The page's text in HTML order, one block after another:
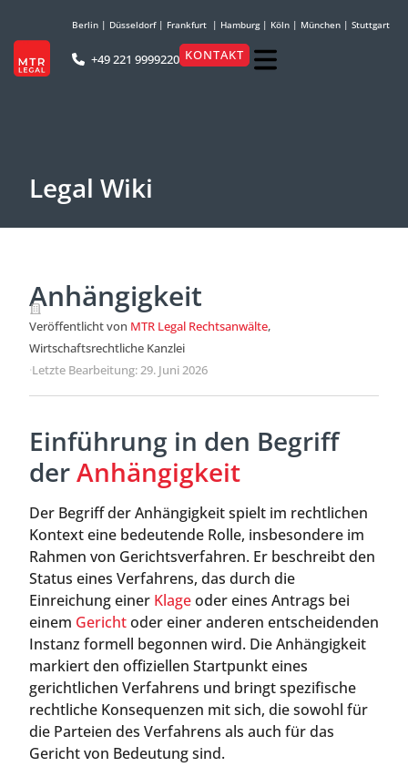
Berlin | Düsseldorf| Frankfurt | Hamburg| Köln | München | Stuttgart
+49 221 9999220 KONTAKT
Legal Wiki
Anhängigkeit
Veröffentlicht von MTR Legal Rechtsanwälte,
Wirtschaftsrechtliche Kanzlei
·Letzte Bearbeitung: 29. Juni 2026
Einführung in den Begriff
derAnhängigkeit
Der Begriff der Anhängigkeit spielt im rechtlichen
Kontext eine bedeutende Rolle, insbesondere im
Rahmen von Gerichtsverfahren. Er beschreibt den
Status eines Verfahrens, das durch die
Einreichung einer Klageoder eines Antrags bei
einem Gerichtoder einer anderen entscheidenden
Instanz formell begonnen wird. Die Anhängigkeit
markiert den offiziellen Startpunkt eines
gerichtlichen Verfahrens und bringt spezifische
rechtliche Konsequenzen mit sich, die sowohl für
die Parteien des Verfahrens als auch für das
Gericht von Bedeutung sind.